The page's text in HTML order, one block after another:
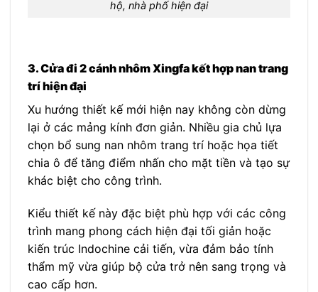
hộ, nhà phố hiện đại
3. Cửa đi 2 cánh nhôm Xingfa kết hợp nan trang
trí hiện đại
Xu hướng thiết kế mới hiện nay không còn dừng
lại ở các mảng kính đơn giản. Nhiều gia chủ lựa
chọn bổ sung nan nhôm trang trí hoặc họa tiết
chia ô để tăng điểm nhấn cho mặt tiền và tạo sự
khác biệt cho công trình.
Kiểu thiết kế này đặc biệt phù hợp với các công
trình mang phong cách hiện đại tối giản hoặc
kiến trúc Indochine cải tiến, vừa đảm bảo tính
thẩm mỹ vừa giúp bộ cửa trở nên sang trọng và
cao cấp hơn.